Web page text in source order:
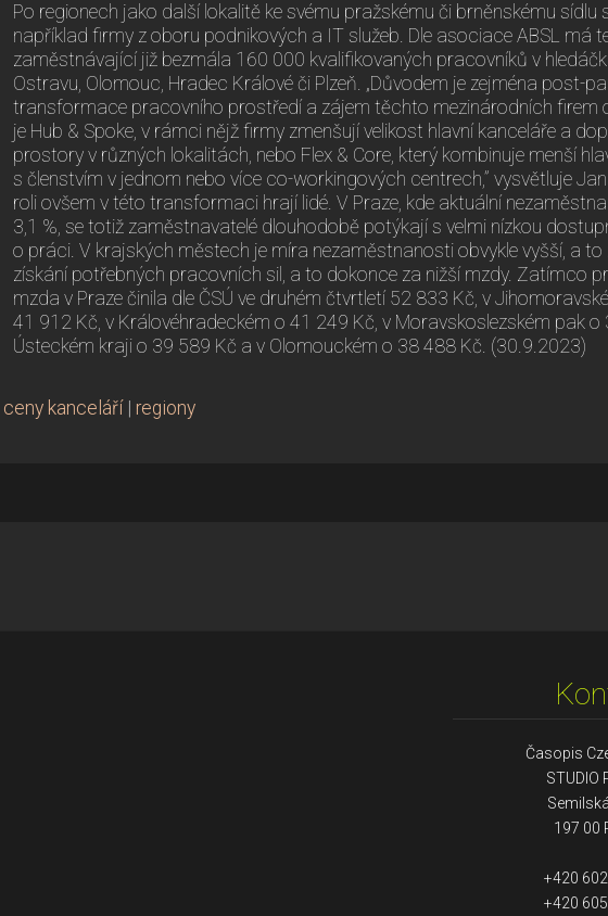
Po regionech jako další lokalitě ke svému pražskému či brněnskému sídlu
například firmy z oboru podnikových a IT služeb. Dle asociace ABSL má
zaměstnávající již bezmála 160 000 kvalifikovaných pracovníků v
Ostravu, Olomouc, Hradec Králové či Plzeň. „Důvodem je zejména post-
transformace pracovního prostředí a zájem těchto mezinárodních firem
je Hub & Spoke, v rámci nějž firmy zmenšují velikost hlavní kanceláře a
prostory v různých lokalitách, nebo Flex & Core, který kombinuje menší
s členstvím v jednom nebo více co-workingových centrech,” vysvětluje
roli ovšem v této transformaci hrají lidé. V Praze, kde aktuální
3,1 %, se totiž zaměstnavatelé dlouhodobě potýkají s velmi nízkou
o práci. V krajských městech je míra nezaměstnanosti obvykle vyšší, a to
získání potřebných pracovních sil, a to dokonce za nižší mzdy. Zatímco
mzda v Praze činila dle ČSÚ ve druhém čtvrtletí 52 833 Kč, v
41 912 Kč, v Královéhradeckém o 41 249 Kč, v Moravskoslezském pak o
Ústeckém kraji o 39 589 Kč a v Olomouckém o 38 488 Kč. (30.9.2023)
ceny kanceláří regiony
Časopis
STUDIO
197 00
+420
+420